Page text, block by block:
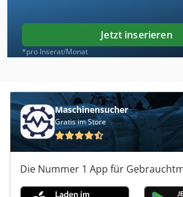
Jetzt inserieren
*pro Inserat/Monat
Maschinensucher
Gratis im Store
Die Nummer 1 App für